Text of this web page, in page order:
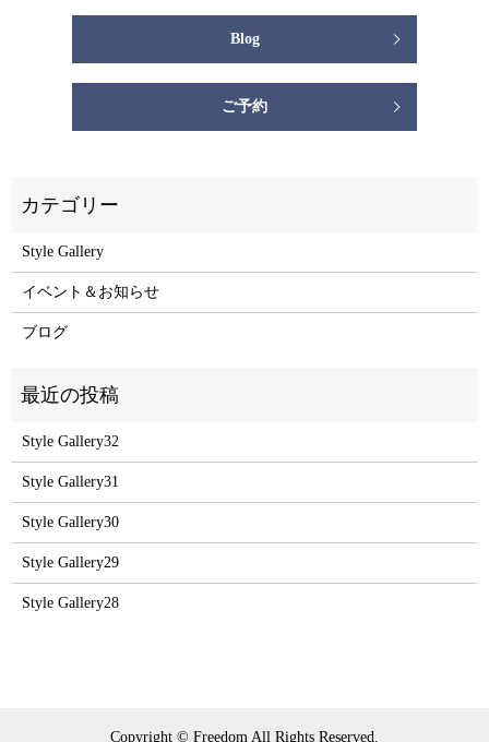
Blog
ご予約
Style Gallery
イベント＆お知らせ
ブログ
Style Gallery32
Style Gallery31
Style Gallery30
Style Gallery29
Style Gallery28
Copyright © Freedom All Rights Reserved.